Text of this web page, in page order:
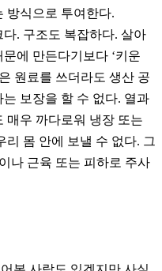
방식으로 투여한다.
. 구조도 복잡하다. 살아
에 만든다기보다 ‘키운
원료를 쓰더라도 생산 공
보장을 할 수 없다. 열과
매우 까다로워 냉장 또는
리 몸 안에 보낼 수 없다. 그
나 근육 또는 피하로 주사